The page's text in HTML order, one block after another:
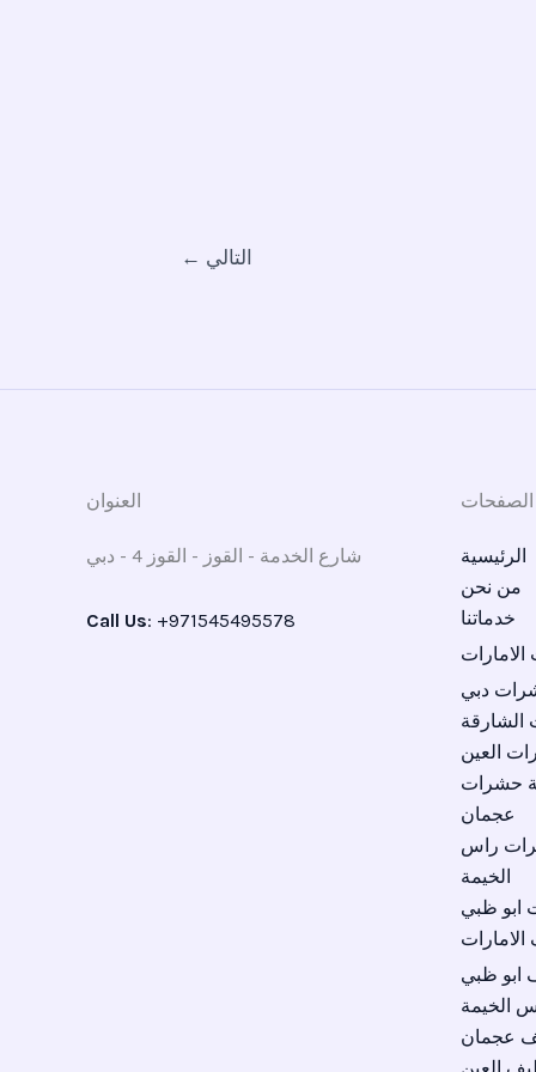
التالي ←
الصفحات
الرئيسية
من نحن
خدماتنا
دبي
العين
حشرات
عجمان
راس
الخيمة
ابو ظبي
ابو ظبي
الخيمة
عجمان
العنوان
شارع الخدمة - القوز - القوز 4 - دبي
Call Us: +971545495578